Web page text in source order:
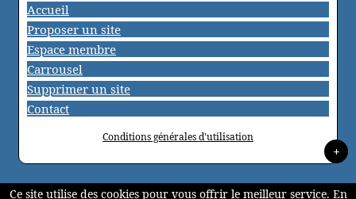
Accueil
Proposer un site
Espace membre
Carrousel
Supprimer un site
Contact
Conditions générales d'utilisation
+
Ce site utilise des cookies pour vous offrir le meilleur service. En